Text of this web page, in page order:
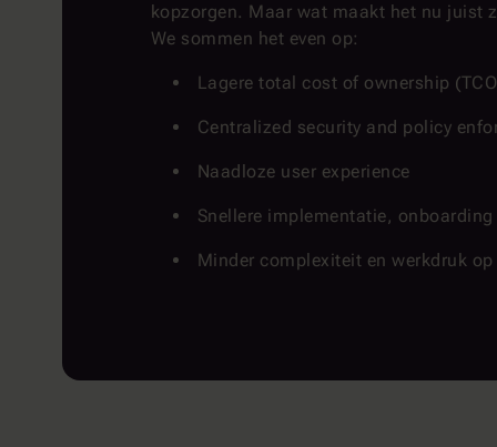
kopzorgen. Maar wat maakt het nu juist
We sommen het even op:
Lagere total cost of ownership
Centralized security and policy
Naadloze user experience
Snellere implementatie,
Minder complexiteit en werkdruk